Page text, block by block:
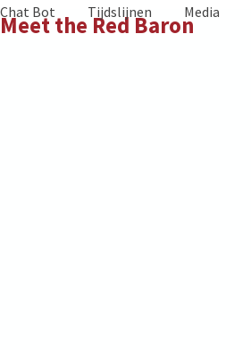
Skip
to
Meet the Red Baron
Chat Bot Tijdslijnen Media